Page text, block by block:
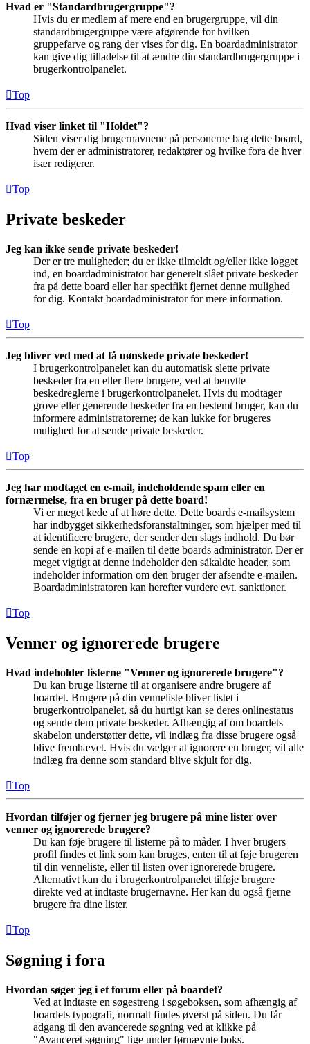
Hvad er "Standardbrugergruppe"?
Hvis du er medlem af mere end en brugergruppe, vil din
standardbrugergruppe være afgørende for hvilken
gruppefarve og rang der vises for dig. En boardadministrator
kan give dig tilladelse til at ændre din standardbrugergruppe i
brugerkontrolpanelet.
Top
Hvad viser linket til "Holdet"?
Siden viser dig brugernavnene på personerne bag dette board,
hvem der er administratorer, redaktører og hvilke fora de hver
især redigerer.
Top
Private beskeder
Jeg kan ikke sende private beskeder!
Der er tre muligheder; du er ikke tilmeldt og/eller ikke logget
ind, en boardadministrator har generelt slået private beskeder
fra på dette board eller har specifikt fjernet denne mulighed
for dig. Kontakt boardadministrator for mere information.
Top
Jeg bliver ved med at få uønskede private beskeder!
I brugerkontrolpanelet kan du automatisk slette private
beskeder fra en eller flere brugere, ved at benytte
beskedreglerne i brugerkontrolpanelet. Hvis du modtager
grove eller generende beskeder fra en bestemt bruger, kan du
informere administratorerne; de kan lukke for brugeres
mulighed for at sende private beskeder.
Top
Jeg har modtaget en e-mail, indeholdende spam eller en
fornærmelse, fra en bruger på dette board!
Vi er meget kede af at høre dette. Dette boards e-mailsystem
har indbygget sikkerhedsforanstaltninger, som hjælper med til
at identificere brugere, der sender den slags indhold. Du bør
sende en kopi af e-mailen til dette boards administrator. Der er
meget vigtigt at denne indeholder den såkaldte header, som
indeholder information om den bruger der afsendte e-mailen.
Boardadministratoren kan herefter vurdere evt. sanktioner.
Top
Venner og ignorerede brugere
Hvad indeholder listerne "Venner og ignorerede brugere"?
Du kan bruge listerne til at organisere andre brugere af
boardet. Brugere på din venneliste bliver listet i
brugerkontrolpanelet, så du hurtigt kan se deres onlinestatus
og sende dem private beskeder. Afhængig af om boardets
skabelon understøtter dette, vil indlæg fra disse brugere også
blive fremhævet. Hvis du vælger at ignorere en bruger, vil alle
indlæg fra denne som standard blive skjult for dig.
Top
Hvordan tilføjer og fjerner jeg brugere på mine lister over
venner og ignorerede brugere?
Du kan føje brugere til listerne på to måder. I hver brugers
profil findes et link som kan bruges, enten til at føje brugeren
til din venneliste, eller til listen over ignorerede brugere.
Alternativt kan du i brugerkontrolpanelet tilføje brugere
direkte ved at indtaste brugernavne. Her kan du også fjerne
brugere fra dine lister.
Top
Søgning i fora
Hvordan søger jeg i et forum eller på boardet?
Ved at indtaste en søgestreng i søgeboksen, som afhængig af
boardets typografi, normalt findes øverst på siden. Du får
adgang til den avancerede søgning ved at klikke på
"Avanceret søgning" lige under førnævnte boks.